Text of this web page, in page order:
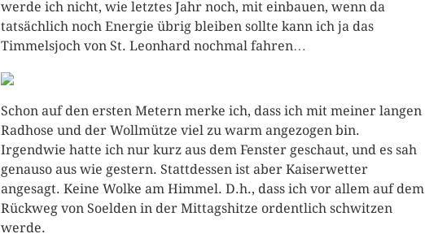
werde ich nicht, wie letztes Jahr noch, mit einbauen, wenn da
tatsächlich noch Energie übrig bleiben sollte kann ich ja das
Timmelsjoch von St. Leonhard nochmal fahren…
Schon auf den ersten Metern merke ich, dass ich mit meiner langen
Radhose und der Wollmütze viel zu warm angezogen bin.
Irgendwie hatte ich nur kurz aus dem Fenster geschaut, und es sah
genauso aus wie gestern. Stattdessen ist aber Kaiserwetter
angesagt. Keine Wolke am Himmel. D.h., dass ich vor allem auf dem
Rückweg von Soelden in der Mittagshitze ordentlich schwitzen
werde.